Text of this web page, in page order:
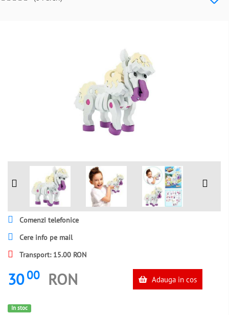
Comenzi telefonice
Cere info pe mail
Transport: 15.00 RON
30 00 RON Adauga in cos
In stoc